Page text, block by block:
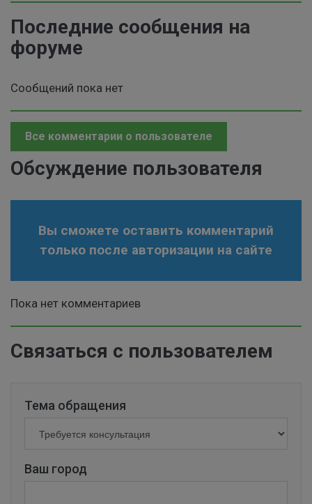
Последние сообщения на
форуме
Сообщений пока нет
Все комментарии о пользователе
Обсуждение пользователя
Вы сможете оставить комментарий
только после авторизации на сайте
Пока нет комментариев
Связаться с пользователем
Тема обращения
Ваш город